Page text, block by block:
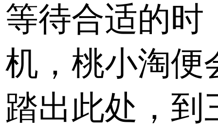
等待合适的时
机，桃小淘便
踏出此处，到